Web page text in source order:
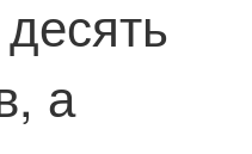
а